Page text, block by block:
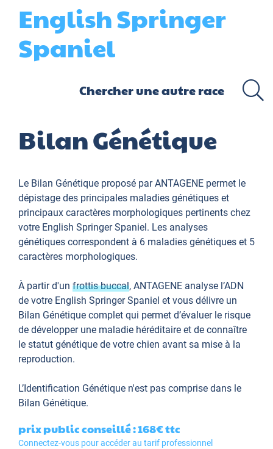
English Springer
Spaniel
Bilan Génétique
Le Bilan Génétique proposé par ANTAGENE permet le
dépistage des principales maladies génétiques et
principaux caractères morphologiques pertinents chez
votre English Springer Spaniel. Les analyses
génétiques correspondent à 6 maladies génétiques et 5
caractères morphologiques.
À partir d'un frottis buccal, ANTAGENE analyse l’ADN
de votre English Springer Spaniel et vous délivre un
Bilan Génétique complet qui permet d’évaluer le risque
de développer une maladie héréditaire et de connaître
le statut génétique de votre chien avant sa mise à la
reproduction.
L’Identification Génétique n'est pas comprise dans le
Bilan Génétique.
prix public conseillé : 168€ttc
Connectez-vous pour accéder au tarif professionnel